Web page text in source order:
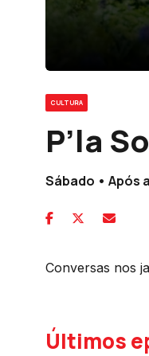
CULTURA
P’la
Sábado • Após
Conversas nos
Últimos